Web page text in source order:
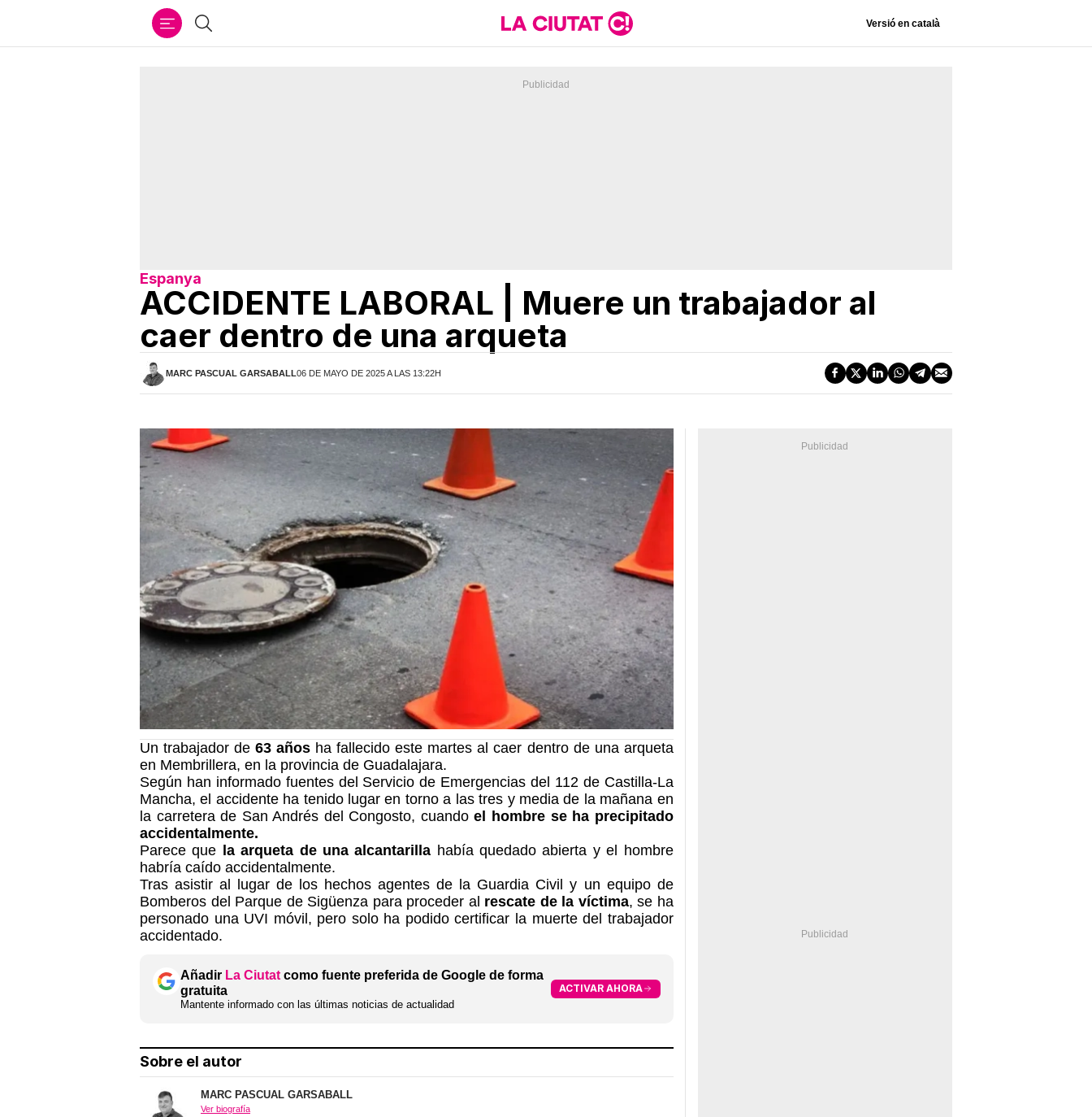
Buscar Versió en català
Espanya
ACCIDENTE LABORAL | Muere un trabajador al
caer dentro de una arqueta
MARC PASCUAL GARSABALL06 DE MAYO DE 2025 A LAS 13:22H
Un trabajador de63 años ha fallecido este martes al caer dentro de una arqueta
en Membrillera, en la provincia de Guadalajara.
Según han informado fuentes del Servicio de Emergencias del 112 de Castilla-La
Mancha, el accidente ha tenido lugar en torno a las tres y media de la mañana en
la carretera de San Andrés del Congosto, cuandoel hombre se ha precipitado
accidentalmente.
Parece que la arqueta de una alcantarilla había quedado abierta y el hombre
habría caído accidentalmente.
Tras asistir al lugar de los hechos agentes de la Guardia Civil y un equipo de
Bomberos del Parque de Sigüenza para proceder al rescate de la víctima, se ha
personado una UVI móvil, pero solo ha podido certificar la muerte del trabajador
accidentado.
Añadir La Ciutat como fuente preferida de Google de forma
gratuita
Mantente informado con las últimas noticias de actualidad
ACTIVAR AHORA
Sobre el autor
MARC PASCUAL GARSABALL
Ver biografía